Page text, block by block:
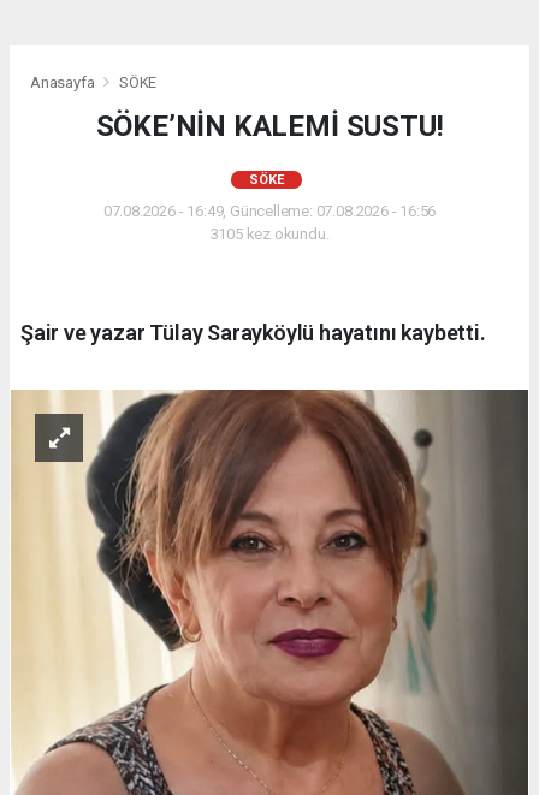
Anasayfa SÖKE
SÖKE’NİN KALEMİ SUSTU!
SÖKE
07.08.2026 - 16:49, Güncelleme: 07.08.2026 - 16:56
3105 kez okundu.
Şair ve yazar Tülay Sarayköylü hayatını kaybetti.